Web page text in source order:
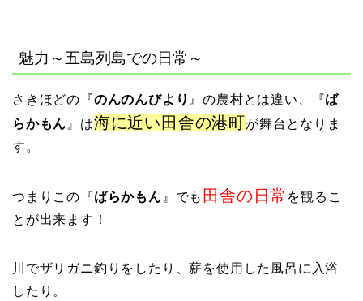
魅力～五島列島での日常～
さきほどの『のんのんびより 』の農村とは違い、『ば
らかもん 』は海に近い田舎の港町が舞台となりま
す。
つまりこの『ばらかもん 』でも 田舎の日常 を観るこ
とが出来ます！
川でザリガニ釣りをしたり、薪を使用した風呂に入浴
したり。